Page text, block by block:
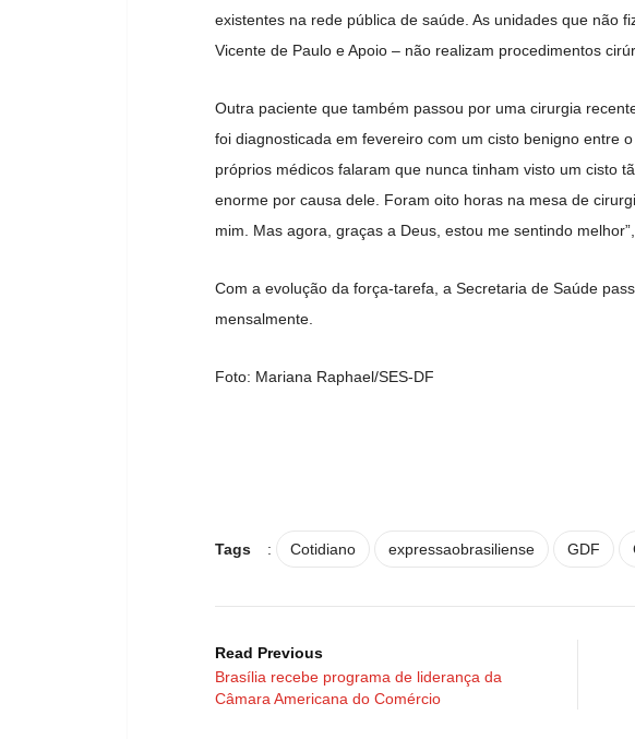
existentes na rede pública de saúde. As unidades que não
Vicente de Paulo e Apoio – não realizam procedimentos
Outra paciente que também passou por uma cirurgia
foi diagnosticada em fevereiro com um cisto benigno entre
próprios médicos falaram que nunca tinham visto um cisto
enorme por causa dele. Foram oito horas na mesa de
mim. Mas agora, graças a Deus, estou me sentindo
Com a evolução da força-tarefa, a Secretaria de Saúde
mensalmente.
Foto: Mariana Raphael/SES-DF
Tags : Cotidiano expressaobrasiliense GDF
Read Previous
Brasília recebe programa de liderança da
Câmara Americana do Comércio